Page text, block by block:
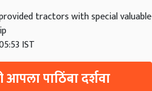
tractors with special valuable
IST
आपला पाठिंबा दर्शवा